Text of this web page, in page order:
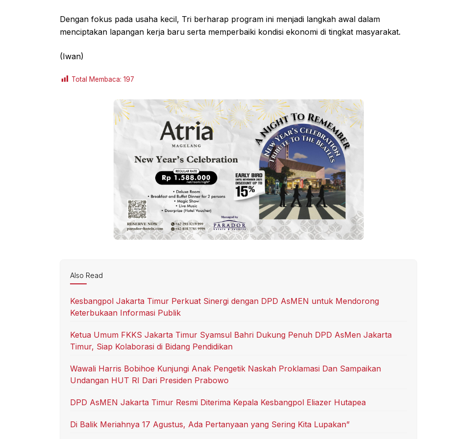
Dengan fokus pada usaha kecil, Tri berharap program ini menjadi langkah awal dalam
menciptakan lapangan kerja baru serta memperbaiki kondisi ekonomi di tingkat masyarakat.
(Iwan)
Total Membaca: 197
Also Read
Kesbangpol Jakarta Timur Perkuat Sinergi dengan DPD AsMEN untuk Mendorong
Keterbukaan Informasi Publik
Ketua Umum FKKS Jakarta Timur Syamsul Bahri Dukung Penuh DPD AsMen Jakarta
Timur, Siap Kolaborasi di Bidang Pendidikan
Wawali Harris Bobihoe Kunjungi Anak Pengetik Naskah Proklamasi Dan Sampaikan
Undangan HUT RI Dari Presiden Prabowo
DPD AsMEN Jakarta Timur Resmi Diterima Kepala Kesbangpol Eliazer Hutapea
Di Balik Meriahnya 17 Agustus, Ada Pertanyaan yang Sering Kita Lupakan”